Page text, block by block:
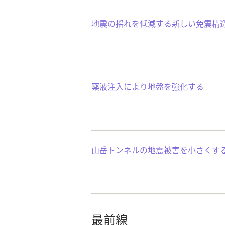
地震の揺れを低減する新しい免震構
薬液注入により地盤を強化する
山岳トンネルの地震被害を小さくす
最前線